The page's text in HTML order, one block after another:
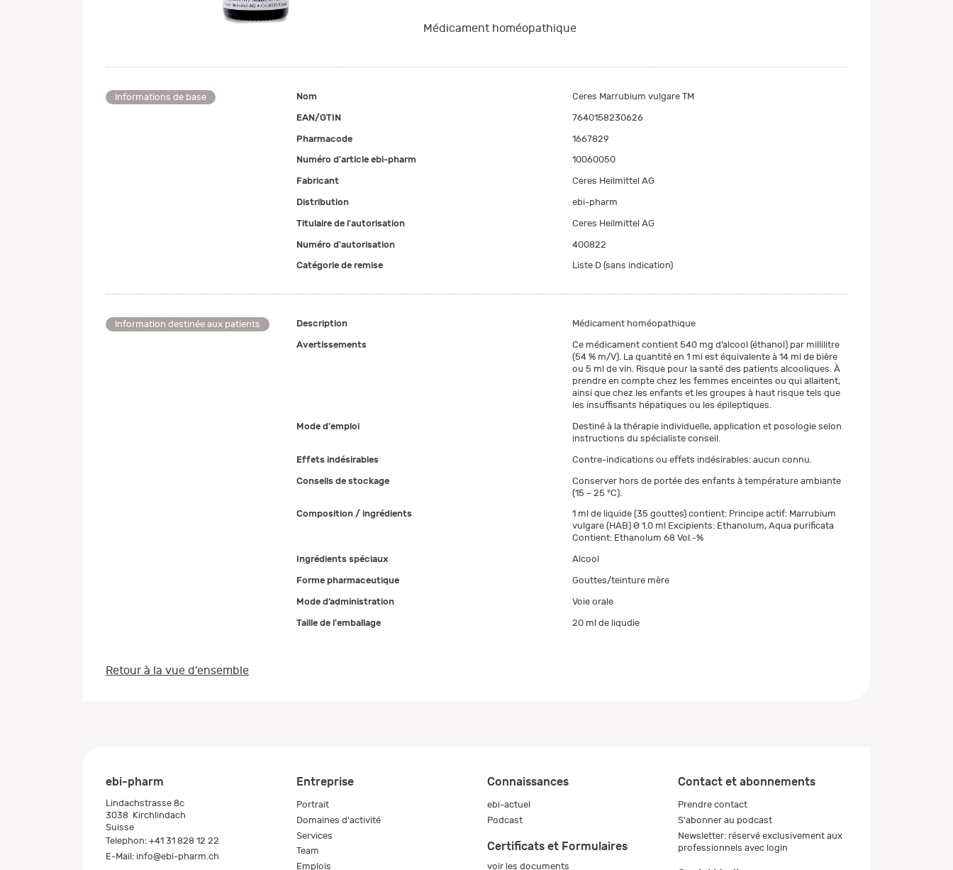
Médicament homéopathique
Informations de base Nom
Ceres Marrubium vulgare TM
EAN/GTIN
7640158230626
Pharmacode
1667829
Numéro d'article ebi-pharm
10060050
Fabricant
Ceres Heilmittel AG
Distribution
ebi-pharm
Titulaire de l'autorisation
Ceres Heilmittel AG
Numéro d'autorisation
400822
Catégorie de remise
Liste D (sans indication)
Information destinée aux patients Description
Médicament homéopathique
Avertissements
Ce médicament contient 540 mg d’alcool (éthanol) par millilitre
(54 % m/V). La quantité en 1 ml est équivalente à 14 ml de bière
ou 5 ml de vin. Risque pour la santé des patients alcooliques. À
prendre en compte chez les femmes enceintes ou qui allaitent,
ainsi que chez les enfants et les groupes à haut risque tels que
les insuffisants hépatiques ou les épileptiques.
Mode d'emploi
Destiné à la thérapie individuelle, application et posologie selon
instructions du spécialiste conseil.
Effets indésirables
Contre-indications ou effets indésirables: aucun connu.
Conseils de stockage
Conserver hors de portée des enfants à température ambiante
(15 – 25 °C).
Composition / ingrédients
1 ml de liquide (35 gouttes) contient: Principe actif: Marrubium
vulgare (HAB) Ø 1.0 ml Excipients: Ethanolum, Aqua purificata
Contient: Ethanolum 68 Vol.-%
Ingrédients spéciaux
Alcool
Forme pharmaceutique
Gouttes/teinture mère
Mode d’administration
Voie orale
Taille de l'emballage
20 ml de liqudie
Retour à la vue d’ensemble
ebi-pharm
Lindachstrasse 8c
3038 Kirchlindach
Suisse
Telephon: +41 31 828 12 22
E-Mail: info@ebi-pharm.ch
Entreprise
Portrait
Domaines d'activité
Services
Team
Emplois
Connaissances
ebi-actuel
Podcast
Certificats et Formulaires
voir les documents
Contact et abonnements
Prendre contact
S'abonner au podcast
Newsletter: réservé exclusivement aux
professionnels avec login